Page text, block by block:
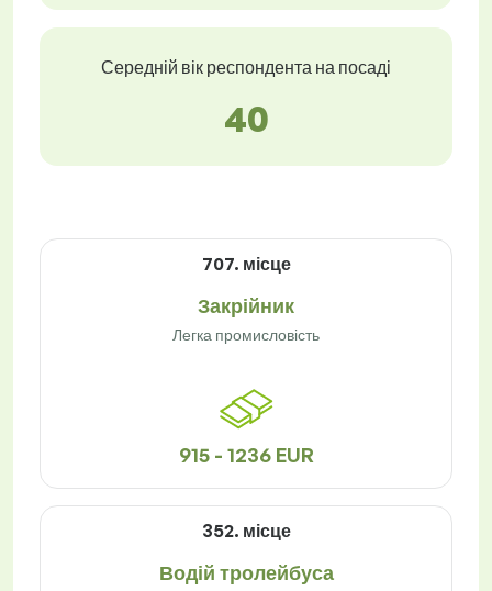
Середній вік респондента на посаді
40
707. місце
Закрійник
Легка промисловість
915 - 1236 EUR
352. місце
Водій тролейбуса